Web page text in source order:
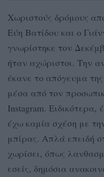
Χωριστούς δρόμους
Εύη Βατίδου και ο
γνωρίστηκε τον
ήταν αχώριστοι. Την
έκανε το απόγευμα
μέσα από τον
Instagram.
έχω καμία σχέση με
μπίρας. Απλά επειδή
χωρίσει, όπως
εσείς, δημόσια